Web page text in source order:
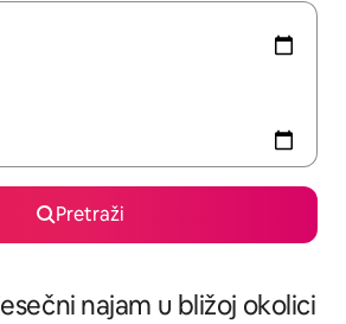
Pretraži
najam u bližoj okolici